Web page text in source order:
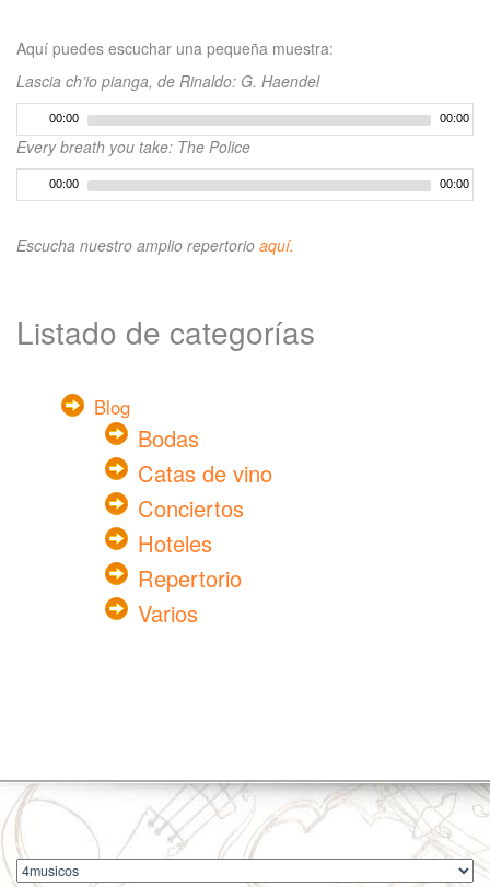
Aquí puedes escuchar una pequeña muestra:
Lascia ch’io pianga, de Rinaldo: G. Haendel
00:00 00:00
Every breath you take: The Police
00:00 00:00
Escucha nuestro amplio repertorio aquí.
Listado de categorías
Blog
Bodas
Catas de vino
Conciertos
Hoteles
Repertorio
Varios